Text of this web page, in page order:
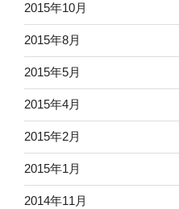
2015年10月
2015年8月
2015年5月
2015年4月
2015年2月
2015年1月
2014年11月